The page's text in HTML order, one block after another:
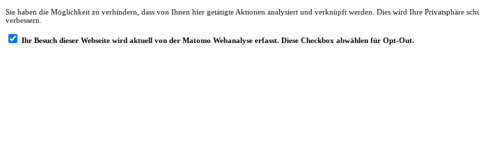
Sie haben die Möglichkeit zu verhindern, dass von Ihnen hier getätigte Aktionen analysiert und verknüpft werden. Dies wird Ihre Privatsphäre
verbessern.
Ihr Besuch dieser Webseite wird aktuell von der Matomo Webanalyse erfasst. Diese Checkbox abwählen für Opt-Out.